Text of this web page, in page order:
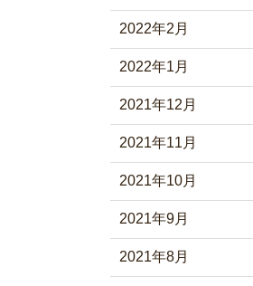
2022年2月
2022年1月
2021年12月
2021年11月
2021年10月
2021年9月
2021年8月